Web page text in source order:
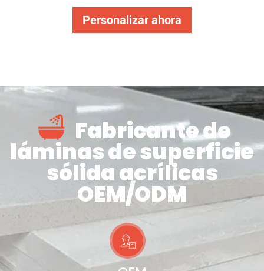
Personalizar ahora
Fabricante de
láminas de superficie
sólida acrílicas
OEM/ODM